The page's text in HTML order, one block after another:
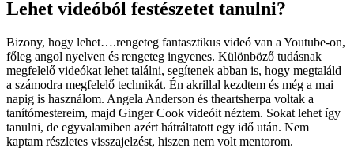
Lehet videóból festészetet tanulni?
Bizony, hogy lehet….rengeteg fantasztikus videó van a Youtube-on,
főleg angol nyelven és rengeteg ingyenes. Különböző tudásnak
megfelelő videókat lehet találni, segítenek abban is, hogy megtaláld
a számodra megfelelő technikát. Én akrillal kezdtem és még a mai
napig is használom. Angela Anderson és theartsherpa voltak a
tanítómestereim, majd Ginger Cook videóit néztem. Sokat lehet így
tanulni, de egyvalamiben azért hátráltatott egy idő után. Nem
kaptam részletes visszajelzést, hiszen nem volt mentorom.